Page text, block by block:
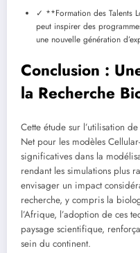
✓ **Formation des Talents
peut inspirer des
une nouvelle génération
Conclusion :
la Recherche
Cette étude sur l’utilisation
Net pour les modèles
significatives dans la
rendant les simulations plus
envisager un impact
recherche, y compris la
l’Afrique, l’adoption de ces
paysage scientifique,
sein du continent.